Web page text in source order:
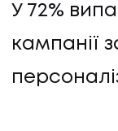
У 72%
кампанії